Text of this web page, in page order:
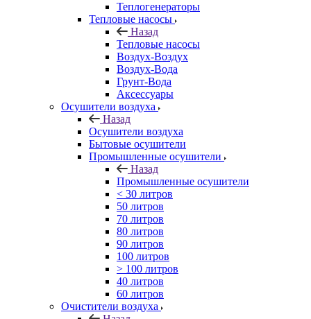
Теплогенераторы
Тепловые насосы
Назад
Тепловые насосы
Воздух-Воздух
Воздух-Вода
Грунт-Вода
Аксессуары
Осушители воздуха
Назад
Осушители воздуха
Бытовые осушители
Промышленные осушители
Назад
Промышленные осушители
< 30 литров
50 литров
70 литров
80 литров
90 литров
100 литров
> 100 литров
40 литров
60 литров
Очистители воздуха